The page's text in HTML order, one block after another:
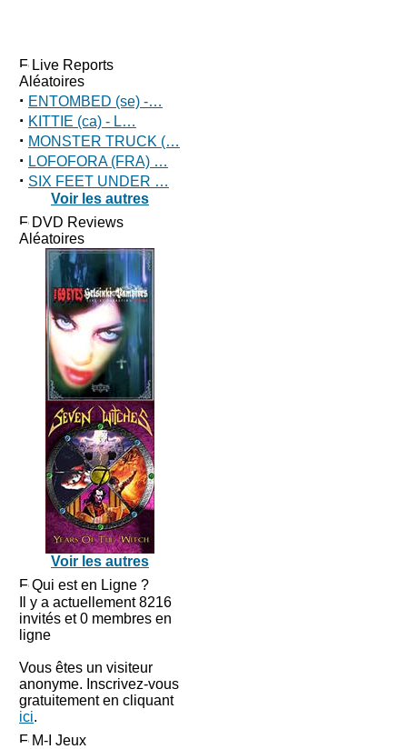
Live Reports
Aléatoires
· ENTOMBED (se) -…
· KITTIE (ca) - L…
· MONSTER TRUCK (…
· LOFOFORA (FRA) …
· SIX FEET UNDER …
Voir les autres
DVD Reviews
Aléatoires
Voir les autres
Qui est en Ligne ?
Il y a actuellement 8216
invités et 0 membres en
ligne
Vous êtes un visiteur
anonyme. Inscrivez-vous
gratuitement en cliquant
ici.
M-I Jeux